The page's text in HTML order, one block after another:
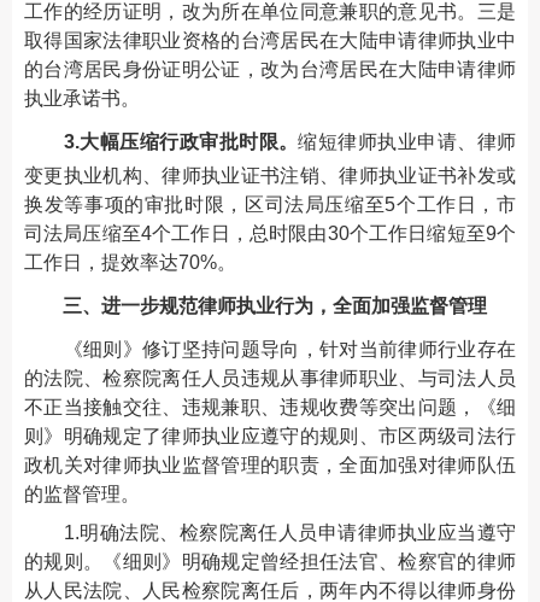
工作的经历证明，改为所在单位同意兼职的意见书。三是
取得国家法律职业资格的台湾居民在大陆申请律师执业中
的台湾居民身份证明公证，改为台湾居民在大陆申请律师
执业承诺书。
3.大幅压缩行政审批时限。缩短律师执业申请、律师
变更执业机构、律师执业证书注销、律师执业证书补发或
换发等事项的审批时限，区司法局压缩至5个工作日，市
司法局压缩至4个工作日，总时限由30个工作日缩短至9个
工作日，提效率达70%。
三、进一步规范律师执业行为，全面加强监督管理
《细则》修订坚持问题导向，针对当前律师行业存在
的法院、检察院离任人员违规从事律师职业、与司法人员
不正当接触交往、违规兼职、违规收费等突出问题，《细
则》明确规定了律师执业应遵守的规则、市区两级司法行
政机关对律师执业监督管理的职责，全面加强对律师队伍
的监督管理。
1.明确法院、检察院离任人员申请律师执业应当遵守
的规则。《细则》明确规定曾经担任法官、检察官的律师
从人民法院、人民检察院离任后，两年内不得以律师身份